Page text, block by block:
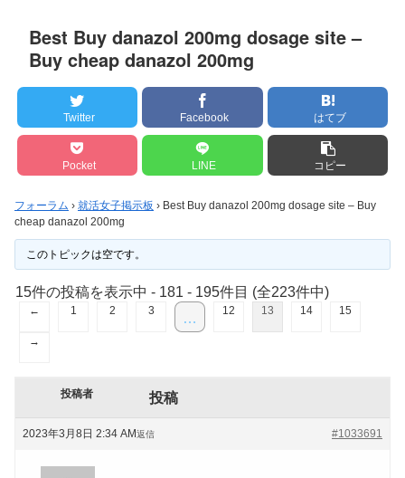
Best Buy danazol 200mg dosage site –
Buy cheap danazol 200mg
Twitter Facebook はてブ
Pocket LINE コピー
フォーラム › 就活女子掲示板 › Best Buy danazol 200mg dosage site – Buy
cheap danazol 200mg
このトピックは空です。
15件の投稿を表示中 - 181 - 195件目 (全223件中)
← 1 2 3 … 12 13 14 15
→
投稿者 投稿
2023年3月8日 2:34 AM #1033691
返信